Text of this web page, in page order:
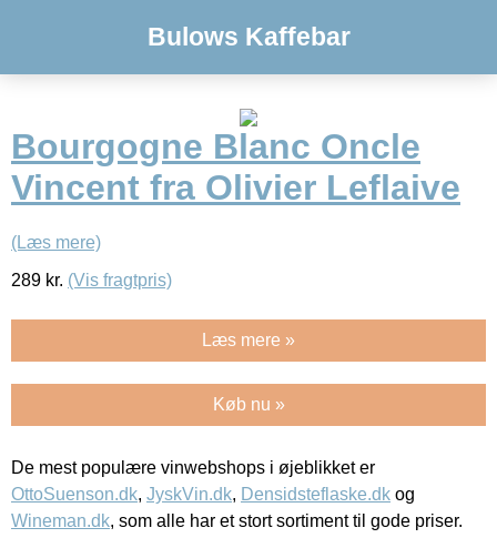
Bulows Kaffebar
Bourgogne Blanc Oncle
Vincent fra Olivier Leflaive
(Læs mere)
289 kr. (Vis fragtpris)
Læs mere »
Køb nu »
De mest populære vinwebshops i øjeblikket er
OttoSuenson.dk, JyskVin.dk, Densidsteflaske.dk og
Wineman.dk, som alle har et stort sortiment til gode priser.